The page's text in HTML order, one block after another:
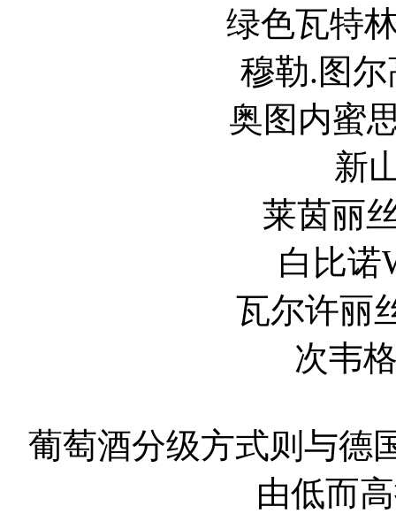
绿色瓦特
穆勒.图尔
奥图内蜜
新
莱茵丽
白比诺
瓦尔许丽
次韦
葡萄酒分级方式则与德
由低而